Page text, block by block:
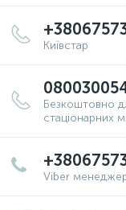
Київстар
Безкоштовно
стаціонарних
Viber